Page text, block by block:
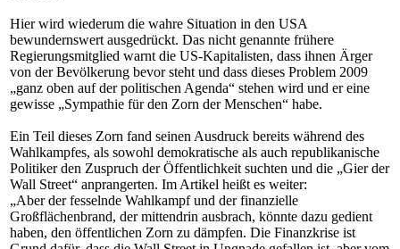
Hier wird wiederum die wahre Situation in den USA
bewundernswert ausgedrückt. Das nicht genannte frühere
Regierungsmitglied warnt die US-Kapitalisten, dass ihnen Ärger
von der Bevölkerung bevor steht und dass dieses Problem 2009
„ganz oben auf der politischen Agenda“ stehen wird und er eine
gewisse „Sympathie für den Zorn der Menschen“ habe.
Ein Teil dieses Zorn fand seinen Ausdruck bereits während des
Wahlkampfes, als sowohl demokratische als auch republikanische
Politiker den Zuspruch der Öffentlichkeit suchten und die „Gier der
Wall Street“ anprangerten. Im Artikel heißt es weiter:
„Aber der fesselnde Wahlkampf und der finanzielle
Großflächenbrand, der mittendrin ausbrach, könnte dazu gedient
haben, den öffentlichen Zorn zu dämpfen. Die Finanzkrise ist